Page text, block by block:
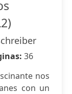
36
nos
con un